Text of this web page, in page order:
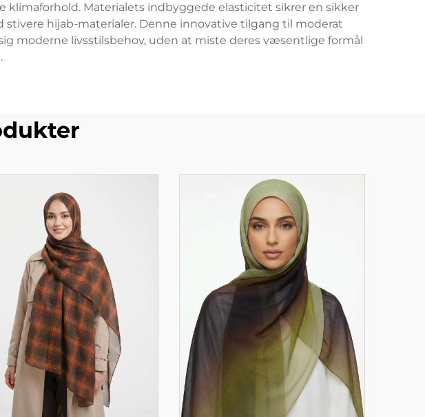
Materialets indbyggede elasticitet sikrer en sikker
hijab-materialer. Denne innovative tilgang til moderat
moderne livsstilsbehov, uden at miste deres væsentlige formål